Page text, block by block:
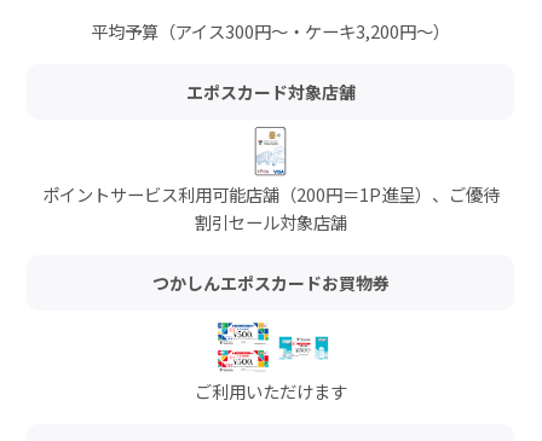
平均予算（アイス300円～・ケーキ3,200円～）
エポスカード対象店舗
ポイントサービス利用可能店舗（200円＝1P進呈）、ご優待
割引セール対象店舗
つかしんエポスカードお買物券
ご利用いただけます